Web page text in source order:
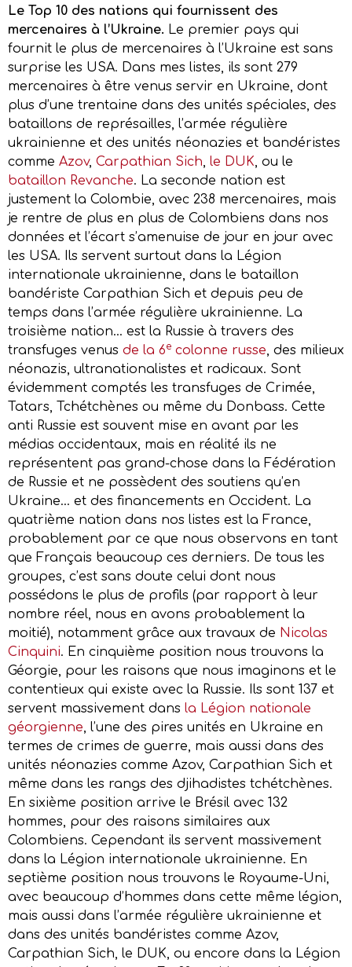
Le Top 10 des nations qui fournissent des
mercenaires à l’Ukraine. Le premier pays qui
fournit le plus de mercenaires à l’Ukraine est sans
surprise les USA. Dans mes listes, ils sont 279
mercenaires à être venus servir en Ukraine, dont
plus d’une trentaine dans des unités spéciales, des
bataillons de représailles, l’armée régulière
ukrainienne et des unités néonazies et bandéristes
comme Azov, Carpathian Sich le DUK , ou le
bataillon Revanche. La seconde nation est
justement la Colombie, avec 238 mercenaires, mais
je rentre de plus en plus de Colombiens dans nos
données et l’écart s’amenuise de jour en jour avec
les USA. Ils servent surtout dans la Légion
internationale ukrainienne, dans le bataillon
bandériste Carpathian Sich et depuis peu de
temps dans l’armée régulière ukrainienne. La
troisième nation… est la Russie à travers des
transfuges venus de la 6e colonne russe , des milieux
néonazis, ultranationalistes et radicaux. Sont
évidemment comptés les transfuges de Crimée,
Tatars, Tchétchènes ou même du Donbass. Cette
anti Russie est souvent mise en avant par les
médias occidentaux, mais en réalité ils ne
représentent pas grand-chose dans la Fédération
de Russie et ne possèdent des soutiens qu’en
Ukraine… et des financements en Occident. La
quatrième nation dans nos listes est la France,
probablement par ce que nous observons en tant
que Français beaucoup ces derniers. De tous les
groupes, c’est sans doute celui dont nous
possédons le plus de profils (par rapport à leur
nombre réel, nous en avons probablement la
moitié), notamment grâce aux travaux de Nicolas
Cinquini. En cinquième position nous trouvons la
Géorgie, pour les raisons que nous imaginons et le
contentieux qui existe avec la Russie. Ils sont 137 et
servent massivement dans la Légion nationale
géorgienne , l’une des pires unités en Ukraine en
termes de crimes de guerre, mais aussi dans des
unités néonazies comme Azov, Carpathian Sich et
même dans les rangs des djihadistes tchétchènes.
En sixième position arrive le Brésil avec 132
hommes, pour des raisons similaires aux
Colombiens. Cependant ils servent massivement
dans la Légion internationale ukrainienne. En
septième position nous trouvons le Royaume-Uni,
avec beaucoup d’hommes dans cette même légion,
mais aussi dans l’armée régulière ukrainienne et
dans des unités bandéristes comme Azov,
Carpathian Sich, le DUK, ou encore dans la Légion